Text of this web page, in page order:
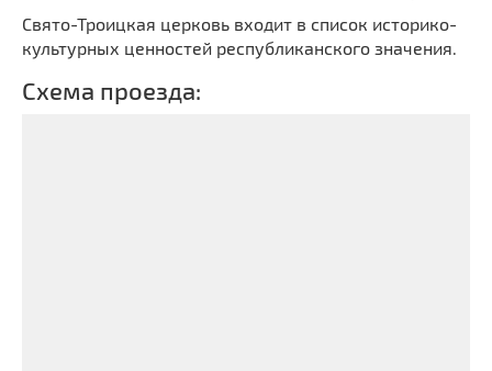
Свято-Троицкая церковь входит в список историко-
культурных ценностей республиканского значения.
Схема проезда: